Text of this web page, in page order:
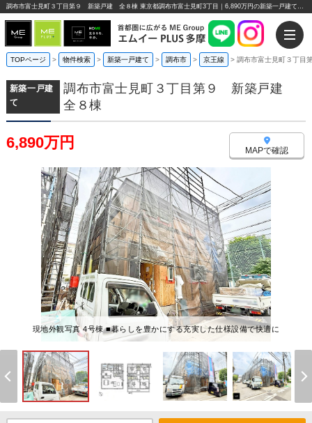
調布市富士見町３丁目第９ 新築戸建 全８棟 東京都調布市富士見町3丁目｜6,890万円の新築一戸建て｜エムイーPLUS多摩
TOPページ > 物件検索 > 新築一戸建て > 調布市 > 京王線 > 調布市富士見町３丁
新築一戸建
て
調布市富士見町３丁目第９ 新築戸建
全８棟
6,890万円 MAPで確認
現地外観写真 4号棟 ■暮らしを豊かにする充実した仕様設備で快適に